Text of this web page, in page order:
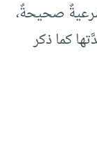
صحيحةٌ،
كما ذكر